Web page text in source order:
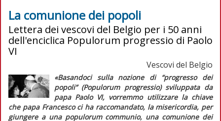
La comunione dei popoli
Lettera dei vescovi del Belgio per i 50 anni
dell'enciclica Populorum progressio di Paolo
VI
Vescovi del Belgio
«Basandoci sulla nozione di “progresso dei
popoli” (Populorum progressio)sviluppata da
papa Paolo VI, vorremmo utilizzare la chiave
che papa Francesco ci ha raccomandato, la misericordia, per
giungere a una populorum communio, una comunione dei